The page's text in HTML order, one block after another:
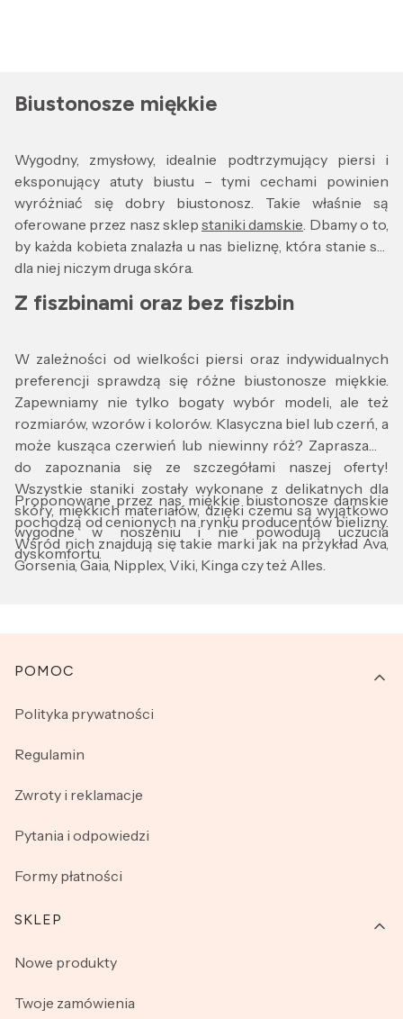
Biustonosze miękkie
Wygodny, zmysłowy, idealnie podtrzymujący piersi i
eksponujący atuty biustu – tymi cechami powinien
wyróżniać się dobry biustonosz. Takie właśnie są
oferowane przez nasz sklep staniki damskie . Dbamy o to,
by każda kobieta znalazła u nas bieliznę, która stanie się
dla niej niczym druga skóra.
Z fiszbinami oraz bez fiszbin
W zależności od wielkości piersi oraz indywidualnych
preferencji sprawdzą się różne biustonosze miękkie.
Zapewniamy nie tylko bogaty wybór modeli, ale też
rozmiarów, wzorów i kolorów. Klasyczna biel lub czerń, a
może kusząca czerwień lub niewinny róż? Zapraszamy
do zapoznania się ze szczegółami naszej oferty!
Wszystkie staniki zostały wykonane z delikatnych dla
skóry, miękkich materiałów, dzięki czemu są wyjątkowo
wygodne w noszeniu i nie powodują uczucia
dyskomfortu.
Proponowane przez nas miękkie biustonosze damskie
pochodzą od cenionych na rynku producentów bielizny.
Wśród nich znajdują się takie marki jak na przykład Ava,
Gorsenia, Gaia, Nipplex, Viki, Kinga czy też Alles.
Linki w stopce
POMOC
Polityka prywatności
Regulamin
Zwroty i reklamacje
Pytania i odpowiedzi
Formy płatności
SKLEP
Nowe produkty
Twoje zamówienia